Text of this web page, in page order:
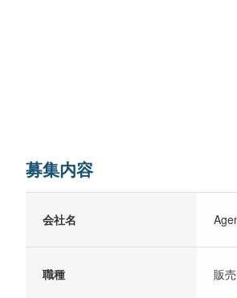
募集内容
会社名
職種 販